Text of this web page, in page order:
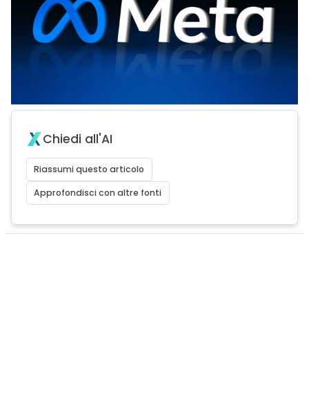
Chiedi all'AI
Riassumi questo articolo
Approfondisci con altre fonti